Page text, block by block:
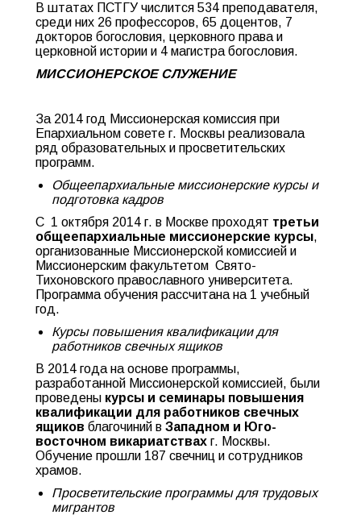
В штатах ПСТГУ числится 534 преподавателя,
среди них 26 профессоров, 65 доцентов, 7
докторов богословия, церковного права и
церковной истории и 4 магистра богословия.
МИССИОНЕРСКОЕ СЛУЖЕНИЕ
За 2014 год Миссионерская комиссия при
Епархиальном совете г. Москвы реализовала
ряд образовательных и просветительских
программ.
Общеепархиальные миссионерские курсы и
подготовка кадров
С 1 октября 2014 г. в Москве проходят третьи
общеепархиальные миссионерские курсы,
организованные Миссионерской комиссией и
Миссионерским факультетом Свято-
Тихоновского православного университета.
Программа обучения рассчитана на 1 учебный
год.
Курсы повышения квалификации для
работников свечных ящиков
В 2014 года на основе программы,
разработанной Миссионерской комиссией, были
проведены курсы и семинары повышения
квалификации для работников свечных
ящиков благочиний в Западном и Юго-
восточном викариатствах г. Москвы.
Обучение прошли 187 свечниц и сотрудников
храмов.
Просветительские программы для трудовых
мигрантов